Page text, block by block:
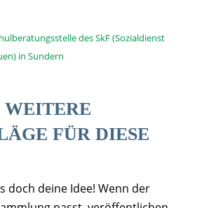
des SkF (Sozialdienst
in Sundern
WEITERE
FÜR DIESE
doch deine Idee! Wenn der